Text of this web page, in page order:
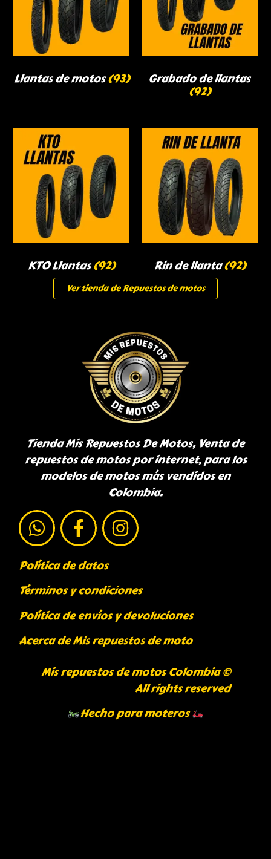
Llantas de motos(93) Grabado de llantas
(92)
KTO Llantas(92) Rin de llanta(92)
Ver tienda de Repuestos de motos
Tienda Mis Repuestos De Motos, Venta de
repuestos de motos por internet, para los
modelos de motos más vendidos en
Colombia.
Política de datos
Términos y condiciones
Política de envíos y devoluciones
Acerca de Mis repuestos de moto
Mis repuestos de motos Colombia ©
All rights reserved
Hecho para moteros